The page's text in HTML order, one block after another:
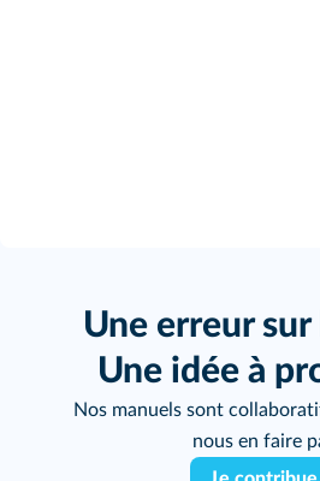
Une erreur sur
Une idée à
Nos manuels sont
nous en faire